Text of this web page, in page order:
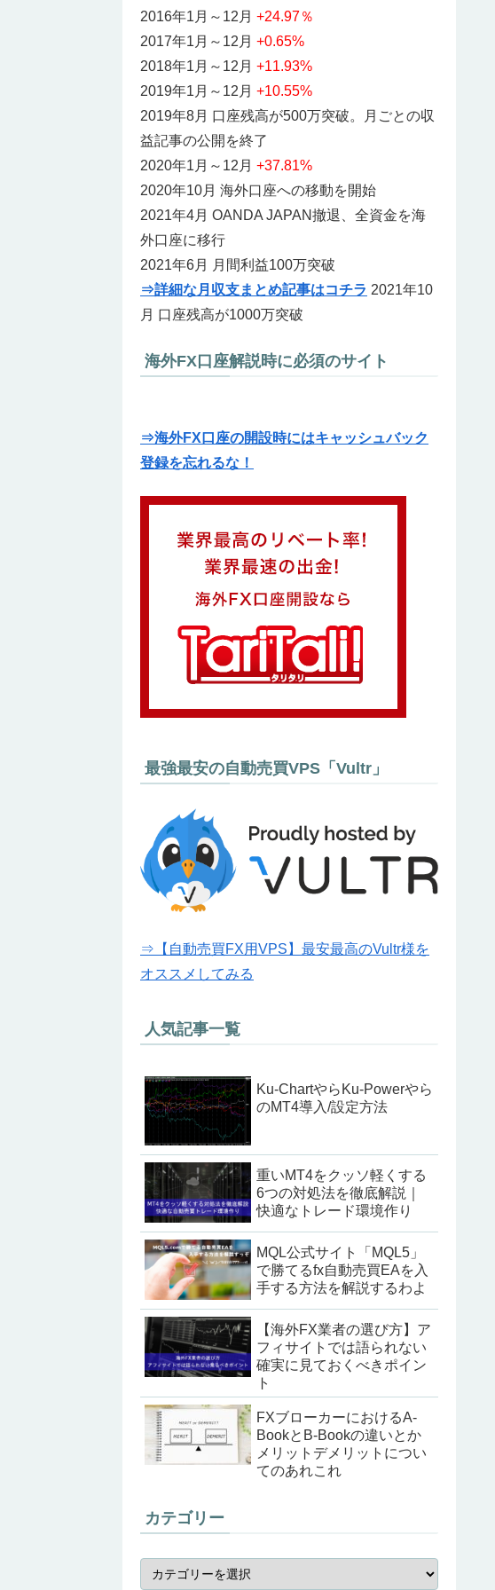
2016年1月～12月 +24.97％
2017年1月～12月 +0.65%
2018年1月～12月 +11.93%
2019年1月～12月 +10.55%
2019年8月 口座残高が500万突破。月ごとの収
益記事の公開を終了
2020年1月～12月 +37.81%
2020年10月 海外口座への移動を開始
2021年4月 OANDA JAPAN撤退、全資金を海
外口座に移行
2021年6月 月間利益100万突破
⇒詳細な月収支まとめ記事はコチラ 2021年10
月 口座残高が1000万突破
海外FX口座解説時に必須のサイト
⇒海外FX口座の開設時にはキャッシュバック
登録を忘れるな！
最強最安の自動売買VPS「Vultr」
⇒【自動売買FX用VPS】最安最高のVultr様を
オススメしてみる
人気記事一覧
Ku-ChartやらKu-Powerやら
のMT4導入/設定方法
重いMT4をクッソ軽くする
6つの対処法を徹底解説｜
快適なトレード環境作り
MQL公式サイト「MQL5」
で勝てるfx自動売買EAを入
手する方法を解説するわよ
【海外FX業者の選び方】ア
フィサイトでは語られない
確実に見ておくべきポイン
ト
FXブローカーにおけるA-
BookとB-Bookの違いとか
メリットデメリットについ
てのあれこれ
カテゴリー